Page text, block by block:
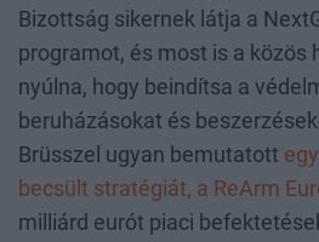
Bizottság sikernek látja a
programot, és most is a közös
nyúlna, hogy beindítsa a
beruházásokat és
Brüsszel ugyan bemutatott
becsült stratégiát, a ReArm
milliárd eurót piaci